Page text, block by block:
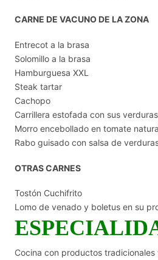
CARNE DE VACUNO DE LA ZONA
Entrecot a la brasa
Solomillo a la brasa
Hamburguesa XXL
Steak tartar
Cachopo
Carrillera estofada con sus
Morro encebollado en tomate
Rabo guisado con salsa de
OTRAS CARNES
Tostón Cuchifrito
Lomo de venado y boletus en su
Cocina con productos tradicionales